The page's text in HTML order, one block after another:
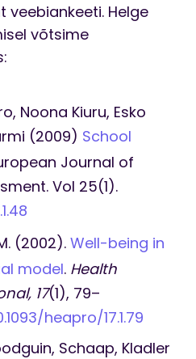
Helge
võtsime
Noona Kiuru, Esko
(2009) School
Journal of
Vol 25(1).
(2002). Well-being in
model. Health
17(1), 79–
heapro/17.1.79
Schaap, Kladler